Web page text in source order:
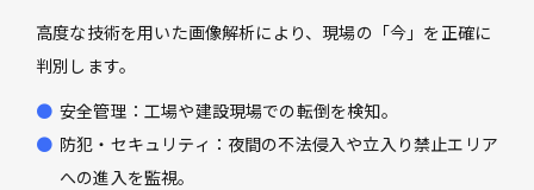
高度な技術を用いた画像解析により、現場の「今」を正確に
判別します。
安全管理：工場や建設現場での転倒を検知。
防犯・セキュリティ：夜間の不法侵入や立入り禁止エリア
への進入を監視。